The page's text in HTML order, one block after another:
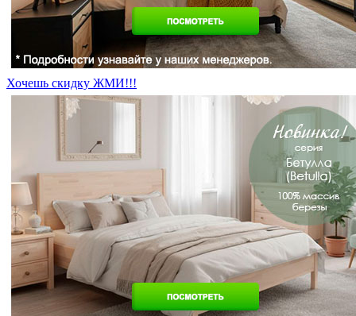
Хочешь скидку ЖМИ!!!